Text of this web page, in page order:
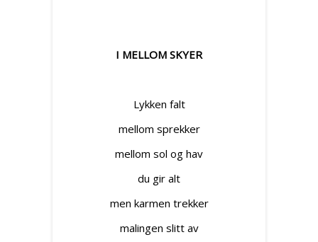
I MELLOM SKYER
Lykken falt
mellom sprekker
mellom sol og hav
du gir alt
men karmen trekker
malingen slitt av